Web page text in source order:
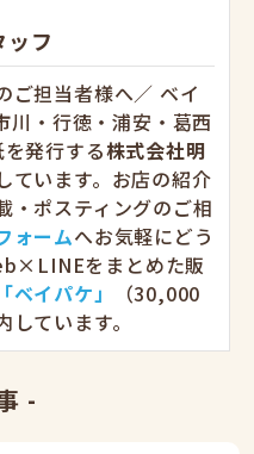
ッフ
ご担当者様へ／ ベイ
川・行徳・浦安・葛西
発行する株式会社明
ています。お店の紹介
・ポスティングのご相
ォームへお気軽にどう
をまとめた販
「ベイパケ」
（30,000
ています。
-